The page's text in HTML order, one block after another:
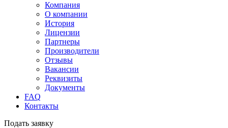
Компания
О компании
История
Лицензии
Партнеры
Производители
Отзывы
Вакансии
Реквизиты
Документы
FAQ
Контакты
Подать заявку